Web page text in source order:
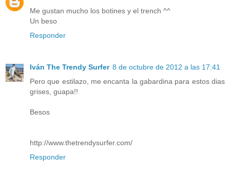
Me gustan mucho los botines y el trench ^^
Un beso
Responder
Iván The Trendy Surfer 8 de octubre de 2012 a las 17:41
Pero que estilazo, me encanta la gabardina para estos dias
grises, guapa!!
Besos
http://www.thetrendysurfer.com/
Responder